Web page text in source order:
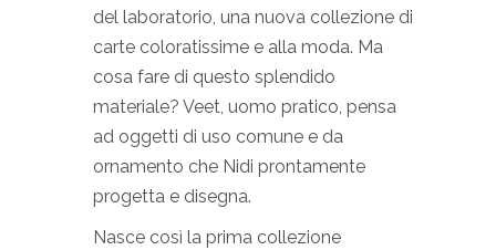
del laboratorio, una nuova collezione di
carte coloratissime e alla moda. Ma
cosa fare di questo splendido
materiale? Veet, uomo pratico, pensa
ad oggetti di uso comune e da
ornamento che Nidi prontamente
progetta e disegna.
Nasce così la prima collezione